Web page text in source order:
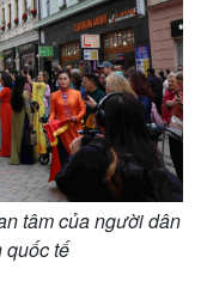
tâm của người dân
quốc tế